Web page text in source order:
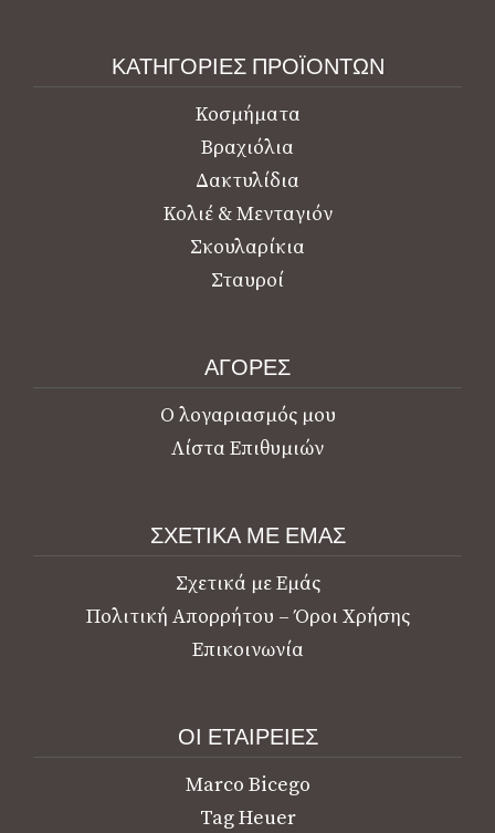
ΚΑΤΗΓΟΡΙΕΣ ΠΡΟΪΟΝΤΩΝ
Κοσμήματα
Βραχιόλια
Δακτυλίδια
Κολιέ & Μενταγιόν
Σκουλαρίκια
Σταυροί
ΑΓΟΡΕΣ
Ο λογαριασμός μου
Λίστα Επιθυμιών
ΣΧΕΤΙΚΑ ΜΕ ΕΜΑΣ
Σχετικά με Εμάς
Πολιτική Απορρήτου – Όροι Χρήσης
Επικοινωνία
ΟΙ ΕΤΑΙΡΕΙΕΣ
Marco Bicego
Tag Heuer